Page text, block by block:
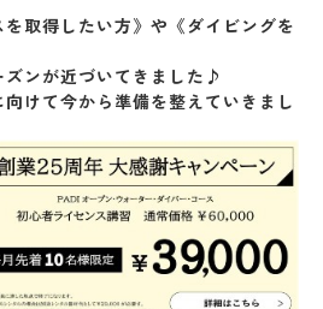
を取得したい方》や《ダイビングを
ズンが近づいてきました♪
けて今から準備を整えていきまし